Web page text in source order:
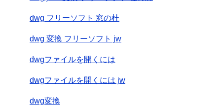
dwg フリーソフト 窓の杜
dwg 変換 フリーソフト jw
dwgファイルを開くには
dwgファイルを開くには jw
dwg変換